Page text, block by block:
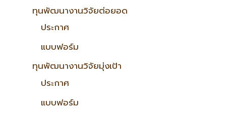
ทุนพัฒนางานวิจัยต่อยอด
ประกาศ
แบบฟอร์ม
ทุนพัฒนางานวิจัยมุ่งเป้า
ประกาศ
แบบฟอร์ม